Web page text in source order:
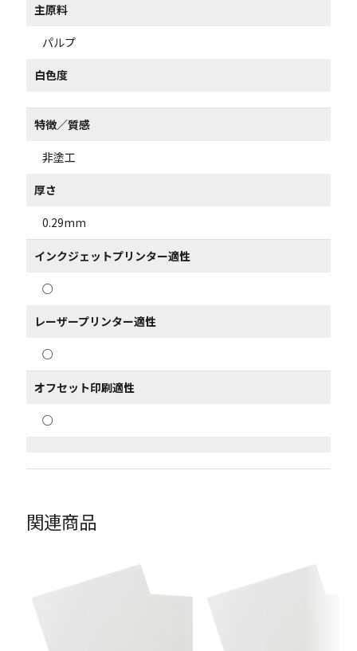
主原料
パルプ
白色度
特徴／質感
非塗工
厚さ
0.29mm
インクジェットプリンター適性
○
レーザープリンター適性
○
オフセット印刷適性
○
関連商品